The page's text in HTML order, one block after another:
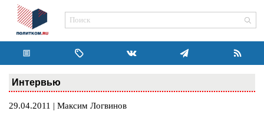
Интервью
29.04.2011 | Максим Логвинов